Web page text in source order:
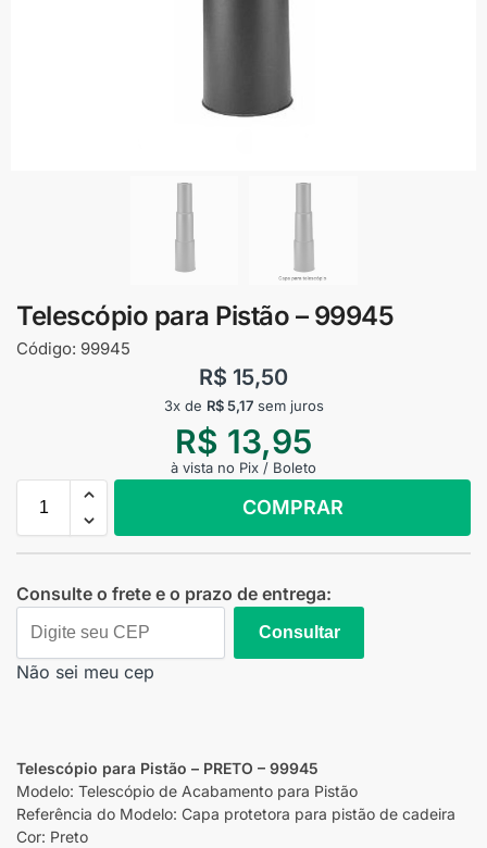
Telescópio para Pistão – 99945
Código: 99945
R$ 15,50
3x de R$5,17 sem juros
R$ 13,95
à vista no Pix / Boleto
COMPRAR
Consulte o frete e o prazo de entrega:
Consultar
Não sei meu cep
Telescópio para Pistão – PRETO – 99945
Modelo: Telescópio de Acabamento para Pistão
Referência do Modelo: Capa protetora para pistão de cadeira
Cor: Preto